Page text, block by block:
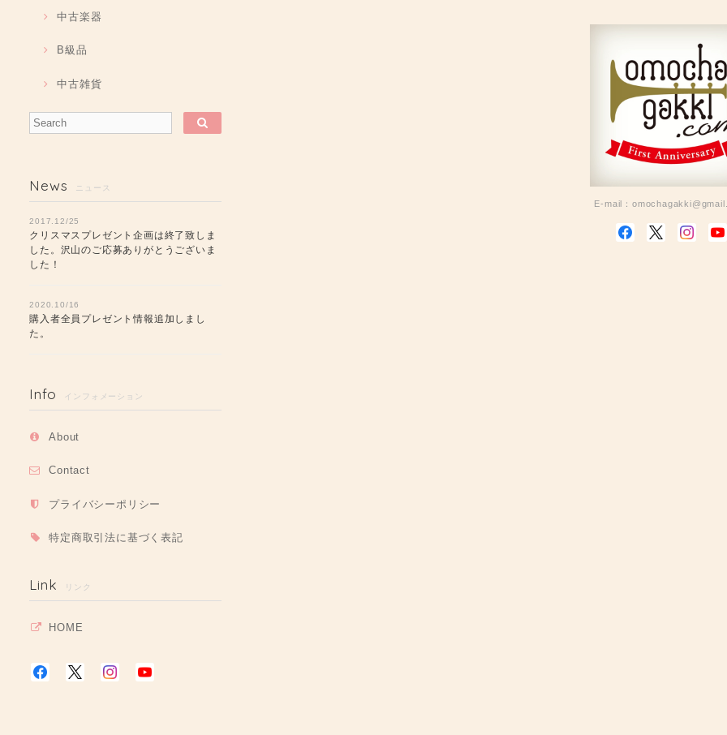
中古楽器
B級品
中古雑貨
News ニュース
2017.12/25
クリスマスプレゼント企画は終了致しま
した。沢山のご応募ありがとうございま
した！
2020.10/16
購入者全員プレゼント情報追加しまし
た。
Info インフォメーション
About
Contact
プライバシーポリシー
特定商取引法に基づく表記
Link リンク
HOME
E-mail：